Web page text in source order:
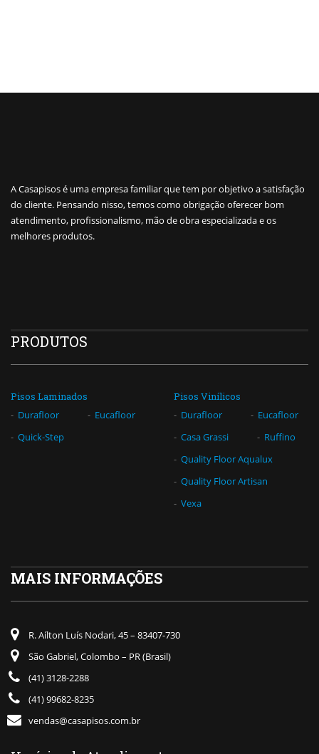
A Casapisos é uma empresa familiar que tem por objetivo a satisfação
do cliente. Pensando nisso, temos como obrigação oferecer bom
atendimento, profissionalismo, mão de obra especializada e os
melhores produtos.
PRODUTOS
Pisos Laminados
Durafloor
Eucafloor
Quick-Step
Pisos Vinílicos
Durafloor
Eucafloor
Casa Grassi
Ruffino
Quality Floor Aqualux
Quality Floor Artisan
Vexa
MAIS INFORMAÇÕES
R. Aílton Luís Nodari, 45 – 83407-730
São Gabriel, Colombo – PR (Brasil)
(41) 3128-2288
(41) 99682-8235
vendas@casapisos.com.br